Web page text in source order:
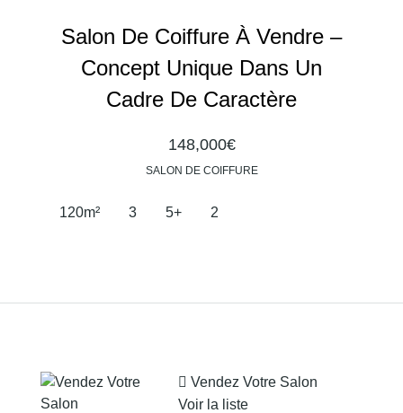
Salon De Coiffure À Vendre –
Concept Unique Dans Un
Cadre De Caractère
148,000€
SALON DE COIFFURE
120m² 3 5+ 2
Vendez Votre Salon
Voir la liste